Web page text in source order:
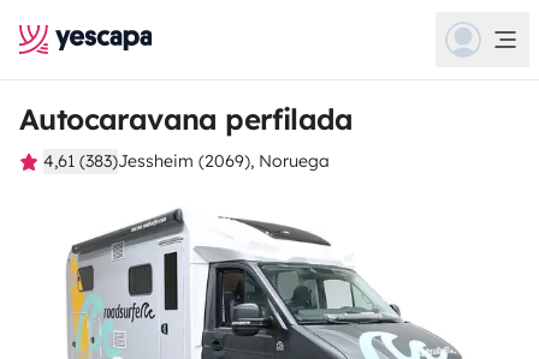
Autocaravana perfilada
4,61 (383)Jessheim (2069), Noruega